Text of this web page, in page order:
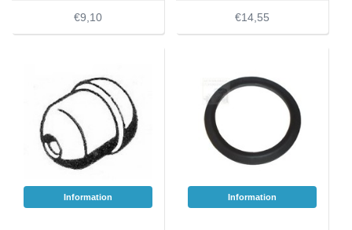
€9,10 €14,55
Information Information